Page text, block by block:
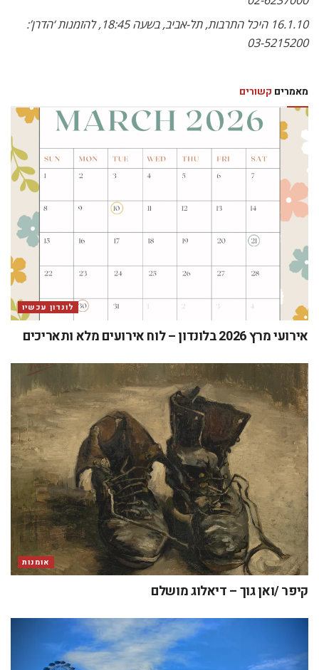
16.1.10 היכל התרבות, תל-אביב, בשעה 18:45, להזמנות ‘הדרן’:
03-5215200
מאמרים קשורים
לונדון עכשיו
אירועי מרץ 2026 בלונדון – לוח אירועים מלא ותאריכים
אומנות
קיפר /ואן גוך – דיאלוג מושלם